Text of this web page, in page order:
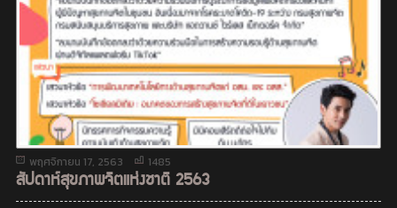
พฤศจิกายน 17, 2563 1485
สัปดาห์สุขภาพจิตแห่งชาติ 2563